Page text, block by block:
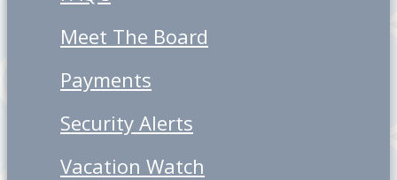
Meet The Board
Payments
Security Alerts
Vacation Watch